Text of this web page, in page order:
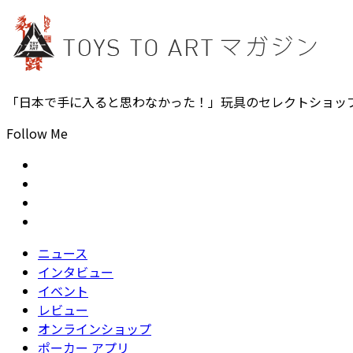
「日本で手に入ると思わなかった！」玩具のセレクトショッ
Follow Me
ニュース
インタビュー
イベント
レビュー
オンラインショップ
ポーカー アプリ